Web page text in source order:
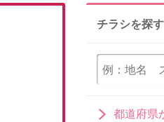
チラシを探す
都道府県